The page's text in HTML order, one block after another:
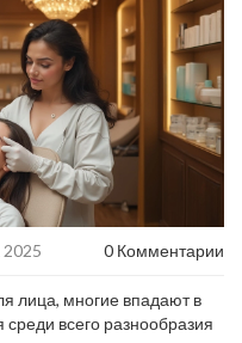
2025 0 Комментарии
лица, многие впадают в
всего разнообразия